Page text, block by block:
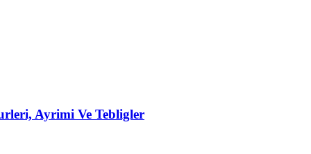
Ayrimi Ve Tebligler